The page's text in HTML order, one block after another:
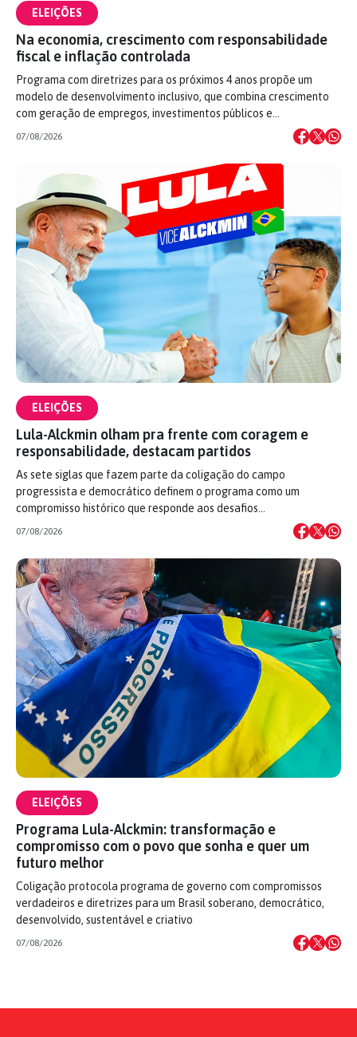
ELEIÇÕES
Na economia, crescimento com responsabilidade
fiscal e inflação controlada
Programa com diretrizes para os próximos 4 anos propõe um
modelo de desenvolvimento inclusivo, que combina crescimento
com geração de empregos, investimentos públicos e…
07/08/2026
ELEIÇÕES
Lula-Alckmin olham pra frente com coragem e
responsabilidade, destacam partidos
As sete siglas que fazem parte da coligação do campo
progressista e democrático definem o programa como um
compromisso histórico que responde aos desafios…
07/08/2026
ELEIÇÕES
Programa Lula-Alckmin: transformação e
compromisso com o povo que sonha e quer um
futuro melhor
Coligação protocola programa de governo com compromissos
verdadeiros e diretrizes para um Brasil soberano, democrático,
desenvolvido, sustentável e criativo
07/08/2026